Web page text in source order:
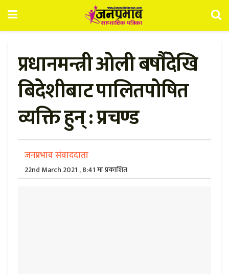
प्रधानमन्त्री ओली बर्षाैदेखि
बिदेशीबाट पालितपोषित
व्यक्ति हुन् : प्रचण्ड
जनप्रभाव संवाददाता
22nd March 2021 , 8:41 मा प्रकाशित